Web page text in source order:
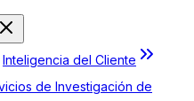
Inteligencia del Cliente
de Investigación de